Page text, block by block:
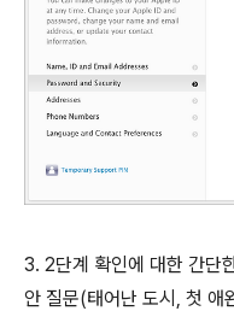
3. 2단계 확인에 대한 간단
안 질문(태어난 도시, 첫